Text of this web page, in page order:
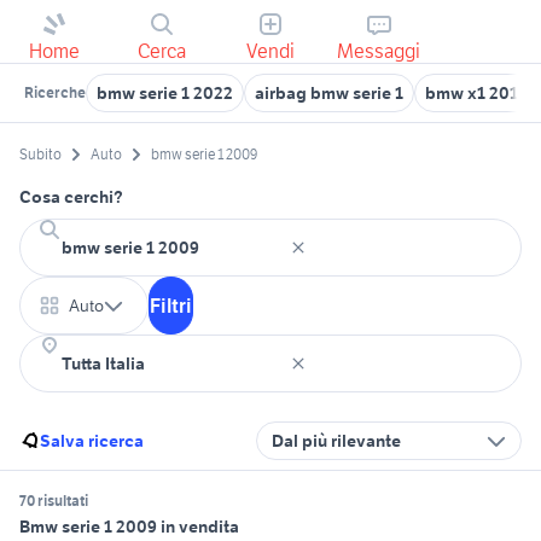
Home Cerca Vendi Messaggi
Ricerche bmw serie 1 2022 airbag bmw serie 1 bmw x1 2016
Subito Auto bmw serie 1 2009
Cosa cerchi?
Auto Filtri
Salva ricerca Dal più rilevante
70 risultati
Bmw serie 1 2009 in vendita